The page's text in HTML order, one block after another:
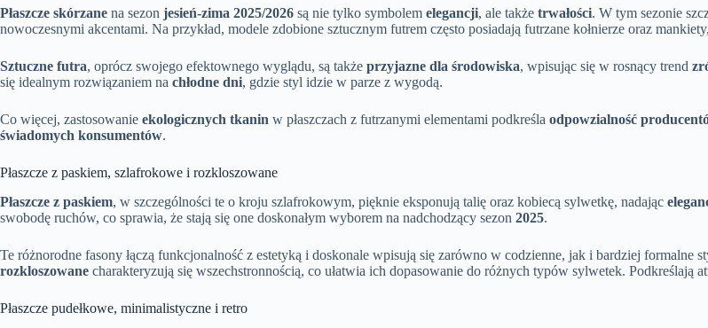
Płaszcze skórzane na sezon jesień-zima 2025/2026 są nie tylko symbolem elegancji, ale także trwałości. W tym sezonie
nowoczesnymi akcentami. Na przykład, modele zdobione sztucznym futrem często posiadają futrzane kołnierze oraz
Sztuczne futra, oprócz swojego efektownego wyglądu, są także przyjazne dla środowiska, wpisując się w rosnący trend
się idealnym rozwiązaniem na chłodne dni, gdzie styl idzie w parze z wygodą.
Co więcej, zastosowanie ekologicznych tkanin w płaszczach z futrzanymi elementami podkreśla odpowzialność
świadomych konsumentów.
Płaszcze z paskiem, szlafrokowe i rozkloszowane
Płaszcze z paskiem, w szczególności te o kroju szlafrokowym, pięknie eksponują talię oraz kobiecą sylwetkę, nadając
swobodę ruchów, co sprawia, że stają się one doskonałym wyborem na nadchodzący sezon 2025.
Te różnorodne fasony łączą funkcjonalność z estetyką i doskonale wpisują się zarówno w codzienne, jak i bardziej formalne
rozkloszowane charakteryzują się wszechstronnością, co ułatwia ich dopasowanie do różnych typów sylwetek.
Płaszcze pudełkowe, minimalistyczne i retro